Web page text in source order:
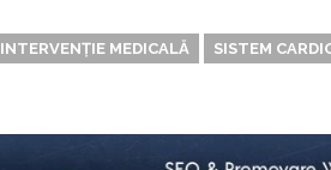
INTERVENȚIE MEDICALĂ SISTEM